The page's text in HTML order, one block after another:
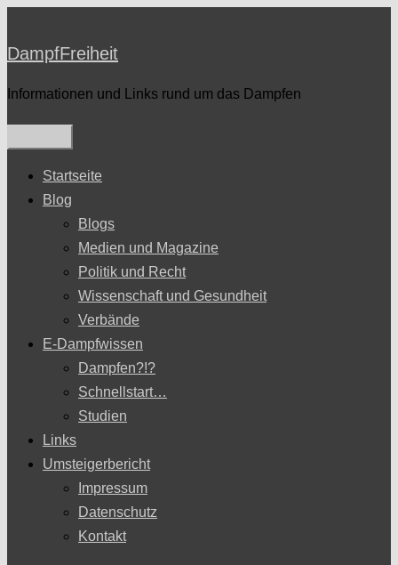
springen
DampfFreiheit
Informationen und Links rund um das Dampfen
Startseite
Blog
Blogs
Medien und Magazine
Politik und Recht
Wissenschaft und Gesundheit
Verbände
E-Dampfwissen
Dampfen?!?
Schnellstart…
Studien
Links
Umsteigerbericht
Impressum
Datenschutz
Kontakt